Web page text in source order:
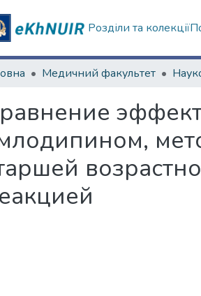
Розділи та колекції
Медичний факультет